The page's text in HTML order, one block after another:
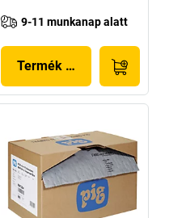
9-11 munkanap alatt
Termék megjelenítése